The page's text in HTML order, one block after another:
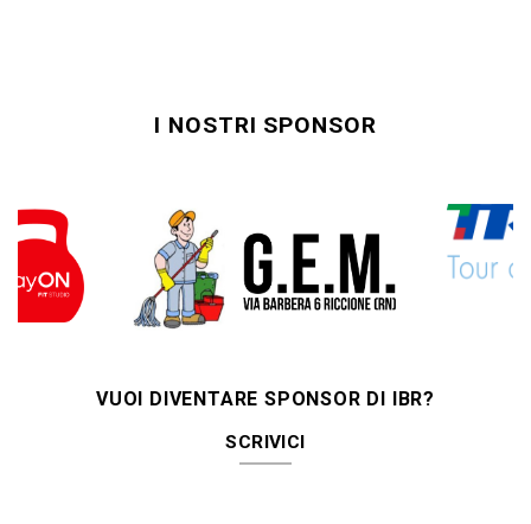
I NOSTRI SPONSOR
VUOI DIVENTARE SPONSOR DI IBR?
SCRIVICI